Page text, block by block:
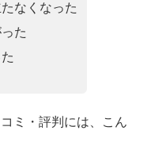
なくなった
た
ミ・評判には、こん